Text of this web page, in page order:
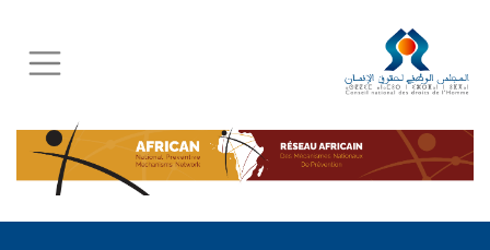
Skip
to
main
content